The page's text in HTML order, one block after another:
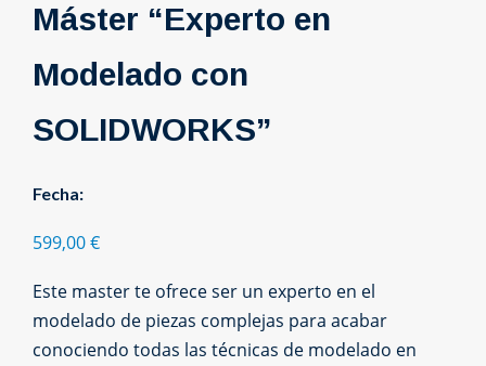
Máster “Experto en
Modelado con
SOLIDWORKS”
Fecha:
599,00€
Este master te ofrece ser un experto en el
modelado de piezas complejas para acabar
conociendo todas las técnicas de modelado en